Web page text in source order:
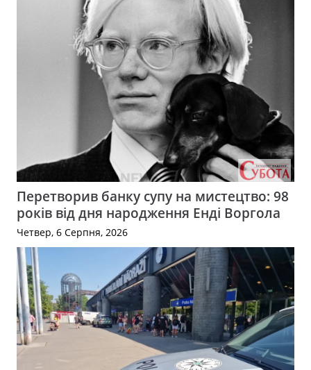
Перетворив банку супу на мистецтво: 98
років від дня народження Енді Воргола
Четвер, 6 Серпня, 2026